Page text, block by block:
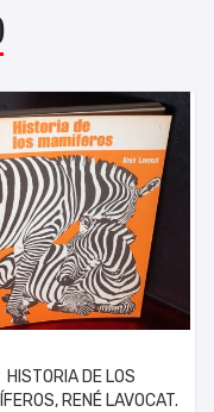
HISTORIA DE LOS
RENÉ LAVOCAT.